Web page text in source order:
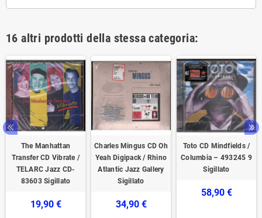
16 altri prodotti della stessa categoria:
The Manhattan
Transfer CD Vibrate /
TELARC Jazz CD-
83603 Sigillato
19,90 €
Charles Mingus CD Oh
Yeah Digipack / Rhino
Atlantic Jazz Gallery
Sigillato
34,90 €
Toto CD Mindfields /
Columbia ‎– 493245 9
Sigillato
58,90 €